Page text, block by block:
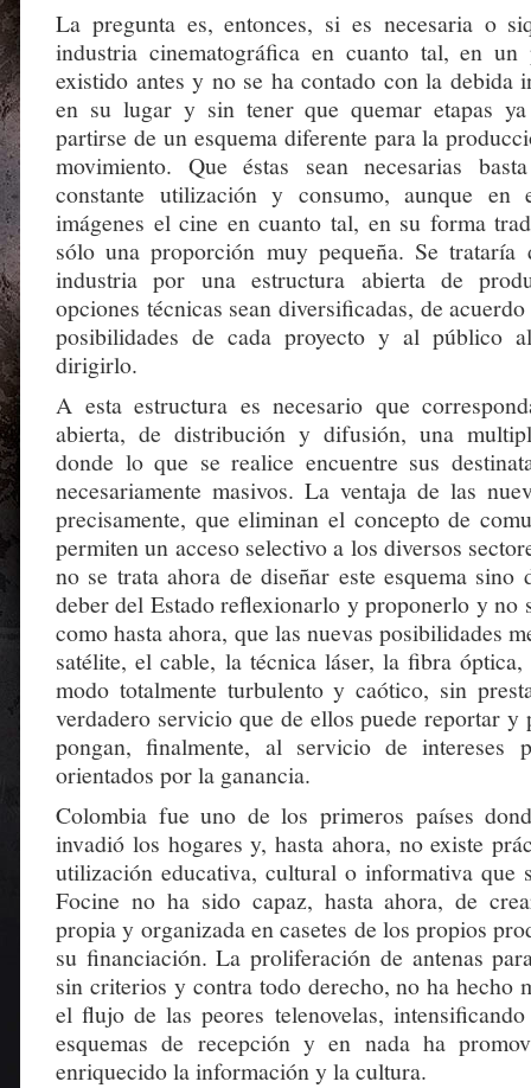
La pregunta es, entonces, si es necesaria o
industria cinematográfica en cuanto tal, en
existido antes y no se ha contado con la debida
en su lugar y sin tener que quemar etapas ya
partirse de un esquema diferente para la
movimiento. Que éstas sean necesarias
constante utilización y consumo, aunque en
imágenes el cine en cuanto tal, en su forma
sólo una proporción muy pequeña. Se trataría
industria por una estructura abierta de
opciones técnicas sean diversificadas, de
posibilidades de cada proyecto y al público
dirigirlo.
A esta estructura es necesario que
abierta, de distribución y difusión, una
donde lo que se realice encuentre sus
necesariamente masivos. La ventaja de las
precisamente, que eliminan el concepto de
permiten un acceso selectivo a los diversos
no se trata ahora de diseñar este esquema sino
deber del Estado reflexionarlo y proponerlo y no
como hasta ahora, que las nuevas posibilidades
satélite, el cable, la técnica láser, la fibra
modo totalmente turbulento y caótico, sin
verdadero servicio que de ellos puede reportar y
pongan, finalmente, al servicio de intereses
orientados por la ganancia.
Colombia fue uno de los primeros países
invadió los hogares y, hasta ahora, no existe
utilización educativa, cultural o informativa que
Focine no ha sido capaz, hasta ahora, de
propia y organizada en casetes de los propios
su financiación. La proliferación de antenas
sin criterios y contra todo derecho, no ha hecho
el flujo de las peores telenovelas,
esquemas de recepción y en nada ha
enriquecido la información y la cultura.